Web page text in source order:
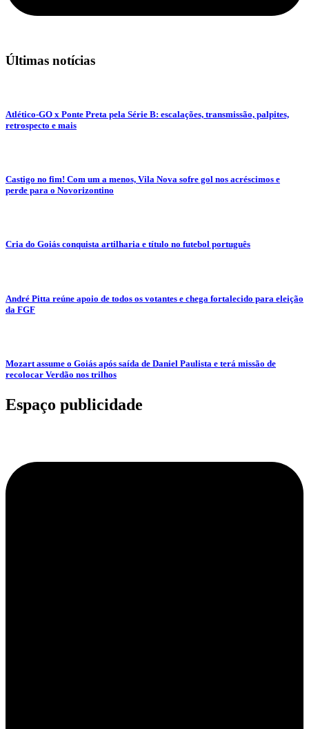
Últimas notícias
Atlético-GO x Ponte Preta pela Série B: escalações, transmissão, palpites,
retrospecto e mais
Castigo no fim! Com um a menos, Vila Nova sofre gol nos acréscimos e
perde para o Novorizontino
Cria do Goiás conquista artilharia e título no futebol português
André Pitta reúne apoio de todos os votantes e chega fortalecido para eleição
da FGF
Mozart assume o Goiás após saída de Daniel Paulista e terá missão de
recolocar Verdão nos trilhos
Espaço publicidade